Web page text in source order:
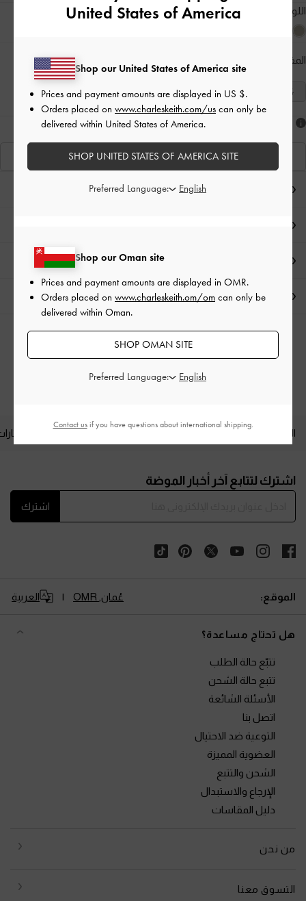
اللون:
المقاس:
35
36
37
38
39
40
41
هل أعجبكَ ما رأيت؟
عرض منتجاتٍ مشابهة
الشحن والإرجاع
الفئات ذات الصلة
الصنادل المنزلقة الصنادل
المنتجات الجديدة الحقائب
اشترك لتتابع آخر أخبار الموضة
اشترك
الموقع: عُمان, OMR العربية
هل تحتاج مساعدة؟
تتبّع حالة الطلب
تتبع حالة الشحن
الأسئلة الشائعة
اتصل بنا
التوعية ضد الاحتيال
العضوية المميزة
الشحن والتتبع
الإرجاع والاستبدال
دليل المقاسات
من نحن
التسوق معنا
United States of America
Shop our Oman site
Prices and payment amounts are displayed in OMR.
Orders placed on www.charleskeith.om/om can only be
delivered within Oman.
SHOP OMAN SITE
Preferred Language:
Shop our United States of America site
Prices and payment amounts are displayed in US $.
Orders placed on www.charleskeith.com/us can only be
delivered within United States of America.
SHOP UNITED STATES OF AMERICA SITE
Preferred Language:
Contact usif you have questions about international shipping.